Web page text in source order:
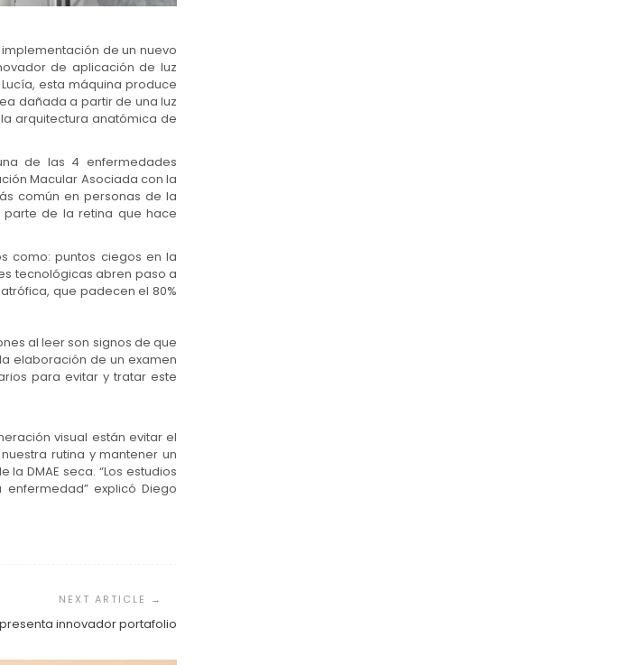
de un nuevo
de aplicación de luz
esta máquina produce
dañada a partir de una luz
arquitectura anatómica de
de las 4 enfermedades
Macular Asociada con la
común en personas de la
parte de la retina que hace
como: puntos ciegos en la
tecnológicas abren paso a
que padecen el 80%
al leer son signos de que
elaboración de un examen
para evitar y tratar este
visual están evitar el
rutina y mantener un
DMAE seca. “Los estudios
explicó Diego
innovador portafolio